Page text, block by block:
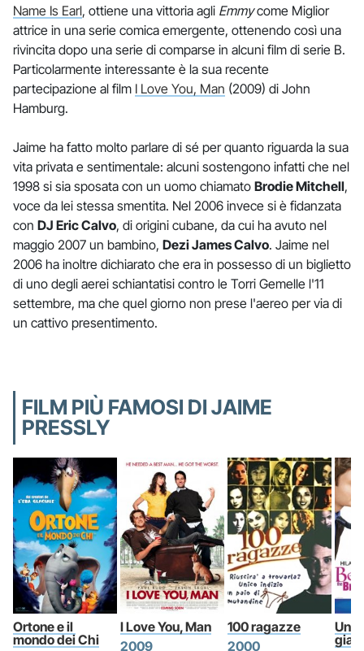
Name Is Earl, ottiene una vittoria agli Emmycome Miglior
attrice in una serie comica emergente, ottenendo così una
rivincita dopo una serie di comparse in alcuni film di serie B.
Particolarmente interessante è la sua recente
partecipazione al film I Love You, Man (2009) di John
Hamburg.
Jaime ha fatto molto parlare di sé per quanto riguarda la sua
vita privata e sentimentale: alcuni sostengono infatti che nel
1998 si sia sposata con un uomo chiamato Brodie Mitchell,
voce da lei stessa smentita. Nel 2006 invece si è fidanzata
con DJ Eric Calvo, di origini cubane, da cui ha avuto nel
maggio 2007 un bambino, Dezi James Calvo. Jaime nel
2006 ha inoltre dichiarato che era in possesso di un biglietto
di uno degli aerei schiantatisi contro le Torri Gemelle l'11
settembre, ma che quel giorno non prese l'aereo per via di
un cattivo presentimento.
FILM PIÙ FAMOSI DI JAIME
PRESSLY
Ortone e il
mondo dei Chi
I Love You, Man
2009
100 ragazze
2000
Un